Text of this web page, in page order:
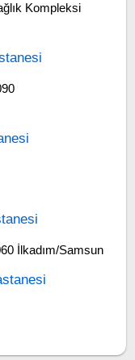
Kompleksi
İlkadım/Samsun